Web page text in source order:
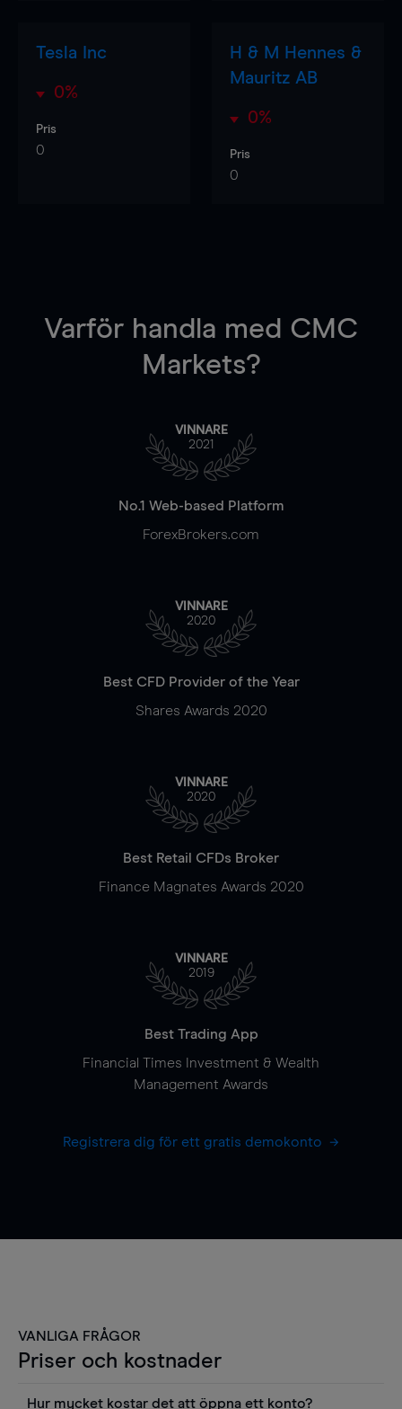
Tesla Inc
0%
Pris
0
H & M Hennes &
Mauritz AB
0%
Pris
0
Varför handla med CMC
Markets?
VINNARE
2021
No.1 Web-based Platform
ForexBrokers.com
VINNARE
2020
Best CFD Provider of the Year
Shares Awards 2020
VINNARE
2020
Best Retail CFDs Broker
Finance Magnates Awards 2020
VINNARE
2019
Best Trading App
Financial Times Investment & Wealth
Management Awards
Registrera dig för ett gratis demokonto
VANLIGA FRÅGOR
Priser och kostnader
Hur mycket kostar det att öppna ett konto?